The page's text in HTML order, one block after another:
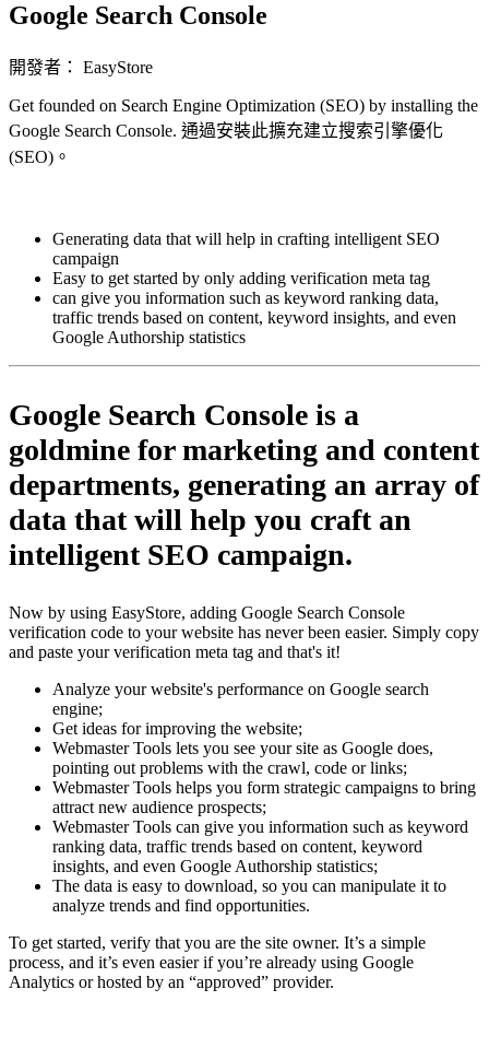
Google Search Console
開發者： EasyStore
Get founded on Search Engine Optimization (SEO) by installing the
Google Search Console. 通過安裝此擴充建立搜索引擎優化
(SEO)。
Generating data that will help in crafting intelligent SEO
campaign
Easy to get started by only adding verification meta tag
can give you information such as keyword ranking data,
traffic trends based on content, keyword insights, and even
Google Authorship statistics
Google Search Console is a
goldmine for marketing and content
departments, generating an array of
data that will help you craft an
intelligent SEO campaign.
Now by using EasyStore, adding Google Search Console
verification code to your website has never been easier. Simply copy
and paste your verification meta tag and that's it!
Analyze your website's performance on Google search
engine;
Get ideas for improving the website;
Webmaster Tools lets you see your site as Google does,
pointing out problems with the crawl, code or links;
Webmaster Tools helps you form strategic campaigns to bring
attract new audience prospects;
Webmaster Tools can give you information such as keyword
ranking data, traffic trends based on content, keyword
insights, and even Google Authorship statistics;
The data is easy to download, so you can manipulate it to
analyze trends and find opportunities.
To get started, verify that you are the site owner. It’s a simple
process, and it’s even easier if you’re already using Google
Analytics or hosted by an “approved” provider.